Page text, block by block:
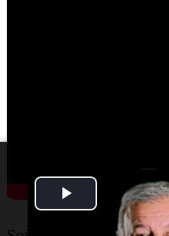
Video